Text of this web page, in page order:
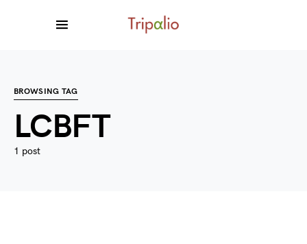
BROWSING TAG
LCBFT
1 post